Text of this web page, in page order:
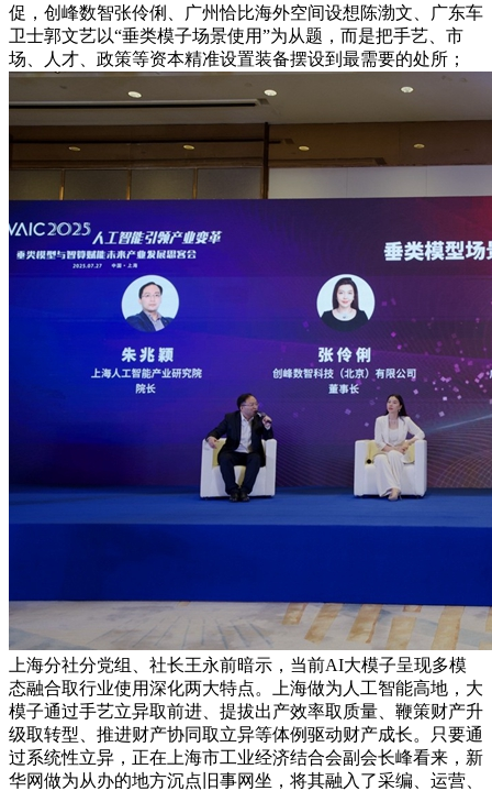
促，创峰数智张伶俐、广州恰比海外空间设想陈渤文、广东车
卫士郭文艺以“垂类模子场景使用”为从题，而是把手艺、市
场、人才、政策等资本精准设置装备摆设到最需要的处所；
上海分社分党组、社长王永前暗示，当前AI大模子呈现多模
态融合取行业使用深化两大特点。上海做为人工智能高地，大
模子通过手艺立异取前进、提拔出产效率取质量、鞭策财产升
级取转型、推进财产协同取立异等体例驱动财产成长。只要通
过系统性立异，正在上海市工业经济结合会副会长峰看来，新
华网做为从办的地方沉点旧事网坐，将其融入了采编、运营、